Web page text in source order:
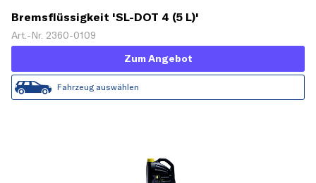
Bremsflüssigkeit 'SL-DOT 4 (5 L)'
Art.-Nr. 2360-0109
Zum Angebot
Fahrzeug auswählen